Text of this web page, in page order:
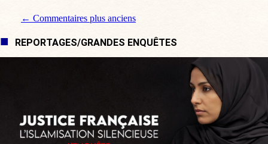
Navigation de commentaire
← Commentaires plus anciens
REPORTAGES/GRANDES ENQUÊTES